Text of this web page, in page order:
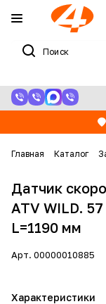
Главная Каталог
Датчик
ATV WILD.
L=1190 мм
Арт. 00000010885
Характеристики